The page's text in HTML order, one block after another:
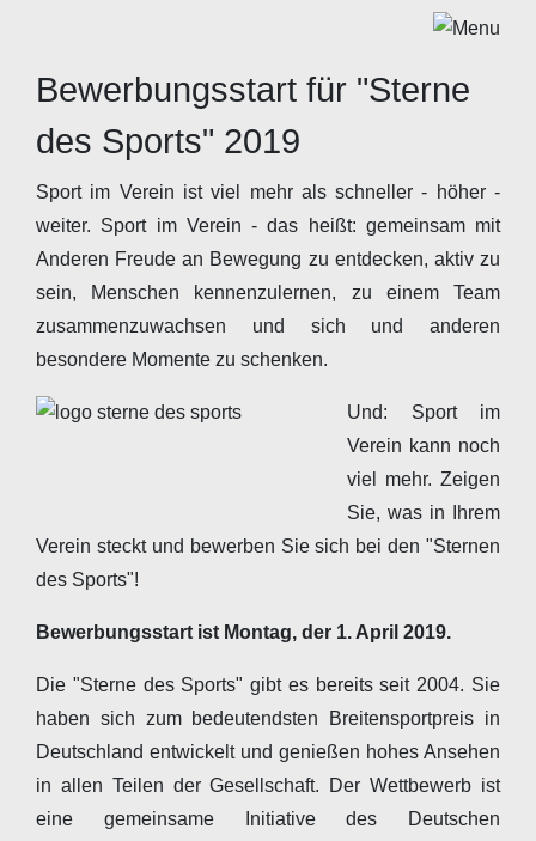
Bewerbungsstart für "Sterne
des Sports" 2019
Sport im Verein ist viel mehr als schneller - höher -
weiter. Sport im Verein - das heißt: gemeinsam mit
Anderen Freude an Bewegung zu entdecken, aktiv zu
sein, Menschen kennenzulernen, zu einem Team
zusammenzuwachsen und sich und anderen
besondere Momente zu schenken.
Und: Sport im
Verein kann noch
viel mehr. Zeigen
Sie, was in Ihrem
Verein steckt und bewerben Sie sich bei den "Sternen
des Sports"!
Bewerbungsstart ist Montag, der 1. April 2019.
Die "Sterne des Sports" gibt es bereits seit 2004. Sie
haben sich zum bedeutendsten Breitensportpreis in
Deutschland entwickelt und genießen hohes Ansehen
in allen Teilen der Gesellschaft. Der Wettbewerb ist
eine gemeinsame Initiative des Deutschen